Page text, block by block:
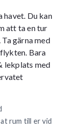
havet. Du kan
att ta en tur
gärna med
Bara
lekplats med
rum till er vid